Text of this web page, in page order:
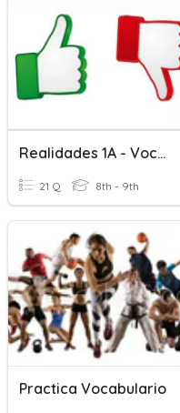
Realidades 1A - Vocabulario
21 Q 8th - 9th
Practica Vocabulario